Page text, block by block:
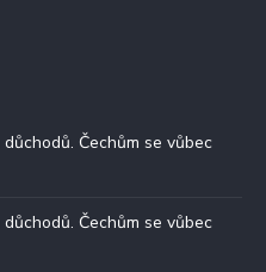
Čechům se vůbec
Čechům se vůbec